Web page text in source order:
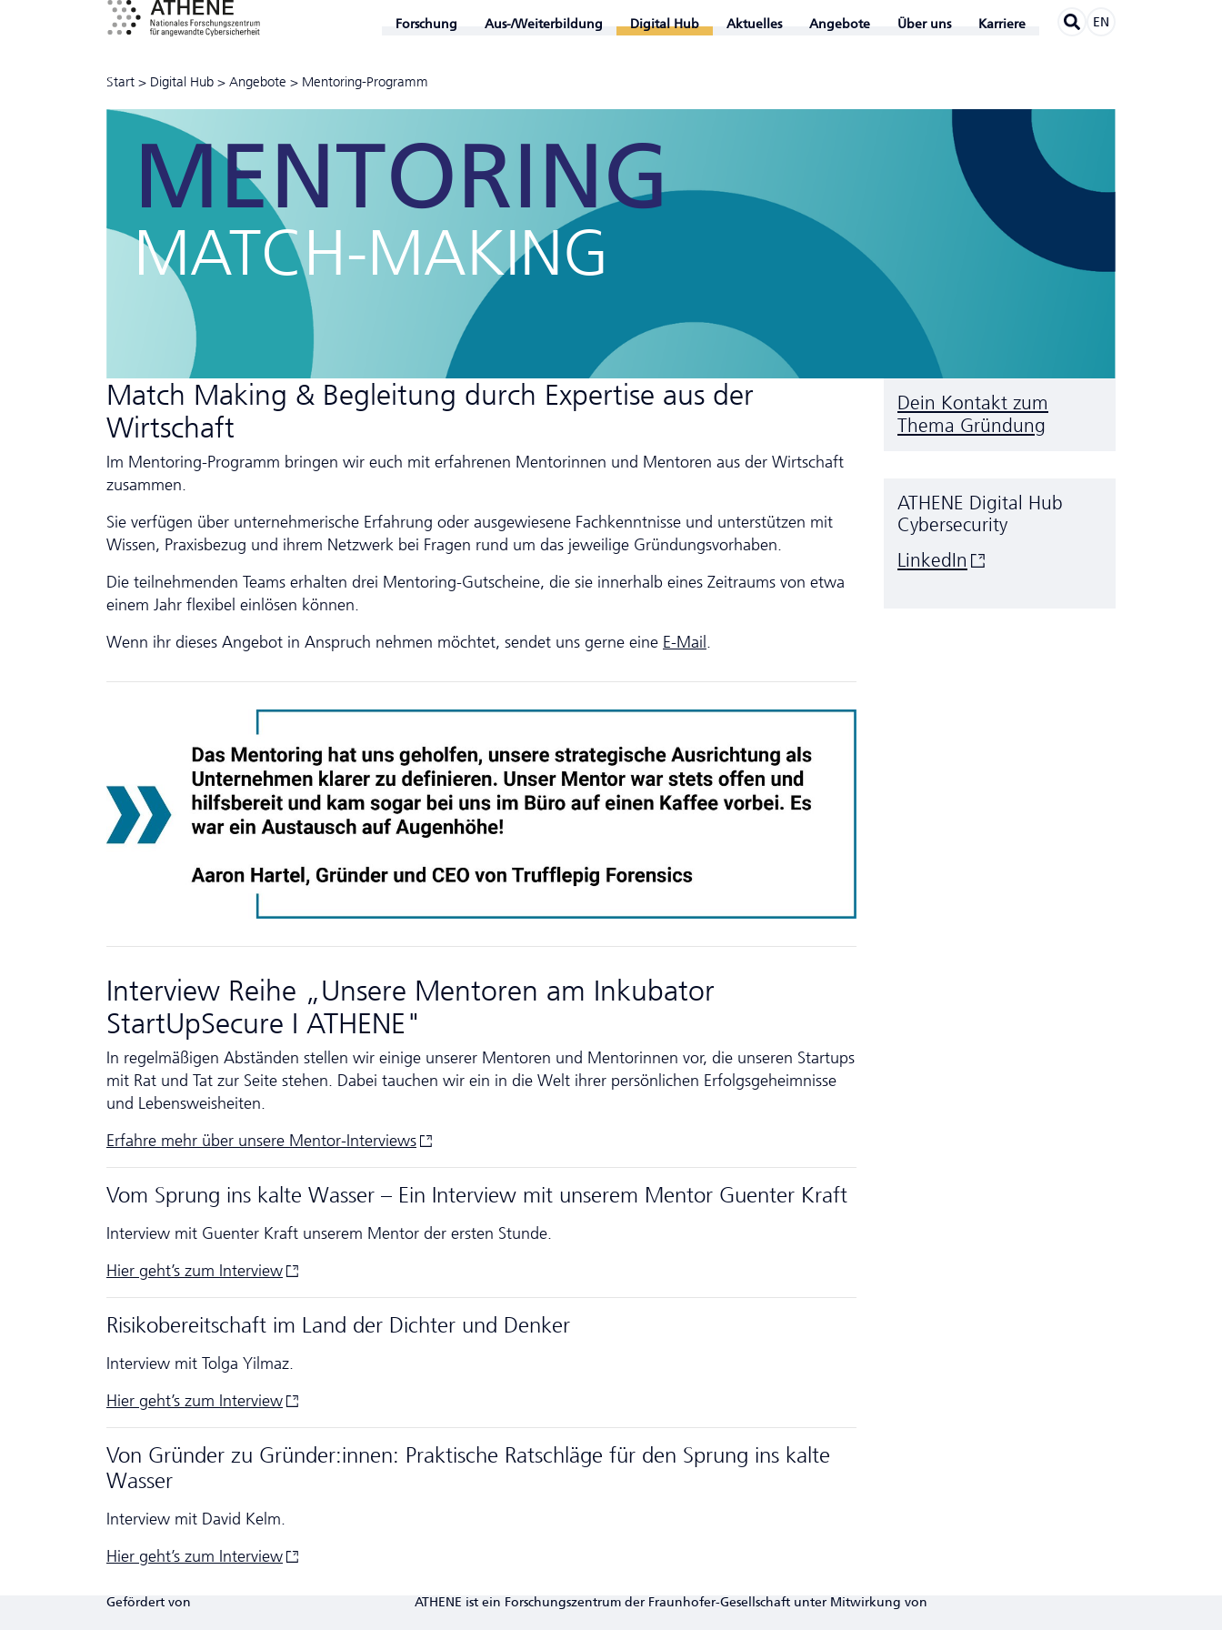
Forschung Aus-/Weiterbildung Digital Hub Aktuelles Angebote Über uns Karriere EN
Start > Digital Hub > Angebote > Mentoring-Programm
MENTORING
MATCH-MAKING
Match Making & Begleitung durch Expertise aus der
Wirtschaft
Im Mentoring-Programm bringen wir euch mit erfahrenen Mentorinnen und Mentoren aus der Wirtschaft
zusammen.
Sie verfügen über unternehmerische Erfahrung oder ausgewiesene Fachkenntnisse und unterstützen mit
Wissen, Praxisbezug und ihrem Netzwerk bei Fragen rund um das jeweilige Gründungsvorhaben.
Die teilnehmenden Teams erhalten drei Mentoring-Gutscheine, die sie innerhalb eines Zeitraums von etwa
einem Jahr flexibel einlösen können.
Wenn ihr dieses Angebot in Anspruch nehmen möchtet, sendet uns gerne eine E-Mail .
Interview Reihe „Unsere Mentoren am Inkubator
StartUpSecure I ATHENE"
In regelmäßigen Abständen stellen wir einige unserer Mentoren und Mentorinnen vor, die unseren Startups
mit Rat und Tat zur Seite stehen. Dabei tauchen wir ein in die Welt ihrer persönlichen Erfolgsgeheimnisse
und Lebensweisheiten.
Erfahre mehr über unsere Mentor-Interviews
Vom Sprung ins kalte Wasser – Ein Interview mit unserem Mentor Guenter Kraft
Interview mit Guenter Kraft unserem Mentor der ersten Stunde.
Hier geht’s zum Interview
Risikobereitschaft im Land der Dichter und Denker
Interview mit Tolga Yilmaz.
Hier geht’s zum Interview
Von Gründer zu Gründer:innen: Praktische Ratschläge für den Sprung ins kalte
Wasser
Interview mit David Kelm.
Hier geht’s zum Interview
Dein Kontakt zum
Thema Gründung
ATHENE Digital Hub
Cyber­security
LinkedIn
Gefördert von ATHENE ist ein Forschungszentrum der Fraunhofer-Gesellschaft unter Mitwirkung von